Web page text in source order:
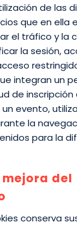
de las
que en ella
el tráfico y la
la sesión,
integran un
de inscripción
evento,
la
para la
del
conserva